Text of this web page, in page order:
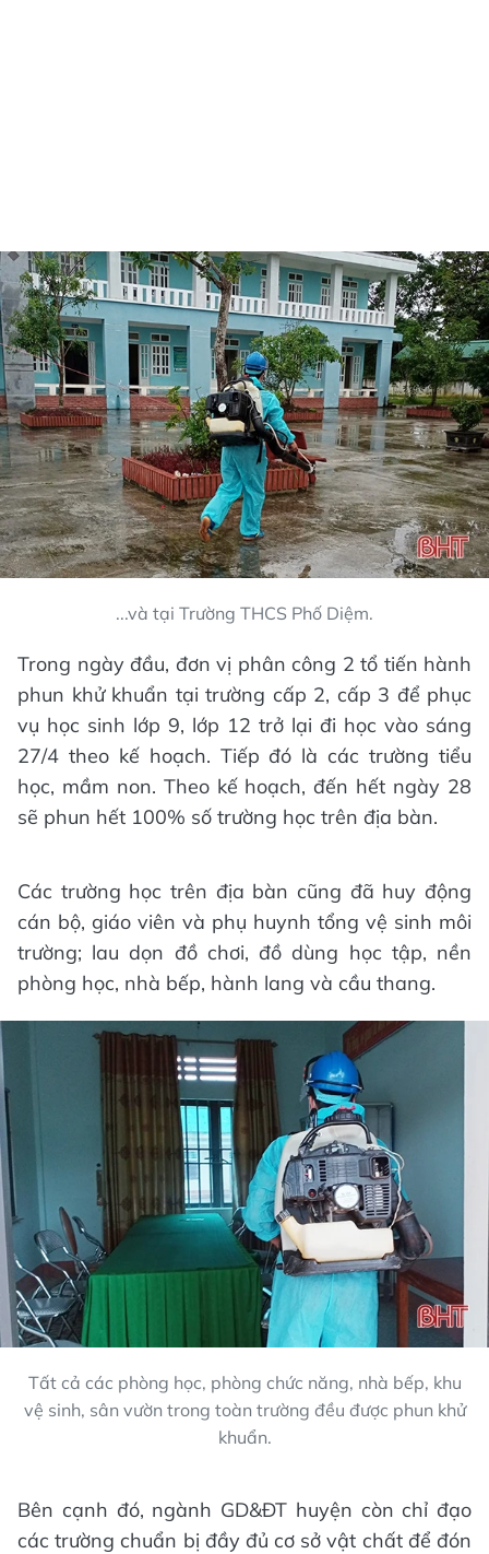
...và tại Trường THCS Phố Diệm.
Trong ngày đầu, đơn vị phân công 2 tổ tiến hành
phun khử khuẩn tại trường cấp 2, cấp 3 để phục
vụ học sinh lớp 9, lớp 12 trở lại đi học vào sáng
27/4 theo kế hoạch. Tiếp đó là các trường tiểu
học, mầm non. Theo kế hoạch, đến hết ngày 28
sẽ phun hết 100% số trường học trên địa bàn.
Các trường học trên địa bàn cũng đã huy động
cán bộ, giáo viên và phụ huynh tổng vệ sinh môi
trường; lau dọn đồ chơi, đồ dùng học tập, nền
phòng học, nhà bếp, hành lang và cầu thang.
Tất cả các phòng học, phòng chức năng, nhà bếp, khu
vệ sinh, sân vườn trong toàn trường đều được phun khử
khuẩn.
Bên cạnh đó, ngành GD&ĐT huyện còn chỉ đạo
các trường chuẩn bị đầy đủ cơ sở vật chất để đón